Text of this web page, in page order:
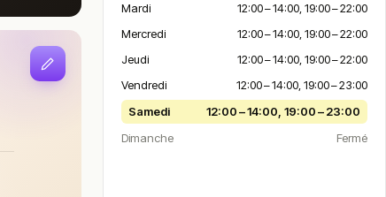
Mardi
12:00 – 14:00, 19:00 – 22:00
Mercredi
12:00 – 14:00, 19:00 – 22:00
Jeudi
12:00 – 14:00, 19:00 – 22:00
Vendredi
12:00 – 14:00, 19:00 – 23:00
Samedi
12:00 – 14:00, 19:00 – 23:00
Dimanche
Fermé